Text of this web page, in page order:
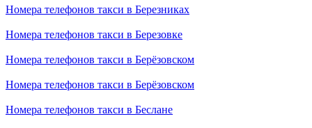
Номера телефонов такси в Березниках
Номера телефонов такси в Березовке
Номера телефонов такси в Берёзовском
Номера телефонов такси в Берёзовском
Номера телефонов такси в Беслане